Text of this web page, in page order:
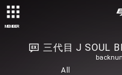
MEMBER
三代目 J SOUL
All